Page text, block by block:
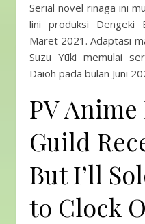
Serial novel rinaga ini
lini produksi Dengeki
Maret 2021. Adaptasi
Suzu Yūki memulai
Daioh pada bulan Juni
PV Anime
Guild
But I’ll
to Clock